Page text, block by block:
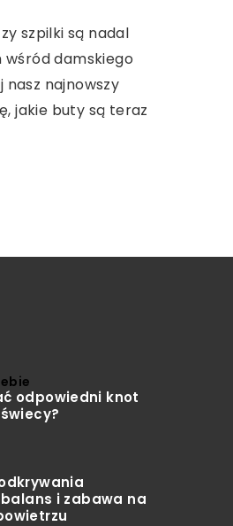
przerodzić się w
które nie tylko
ale również
na nasze zdrowie.
idealnych
szpilki są nadal
damskiego
nasz najnowszy
jakie buty są teraz
i
Ci
odpowiedni knot
i zabawa na